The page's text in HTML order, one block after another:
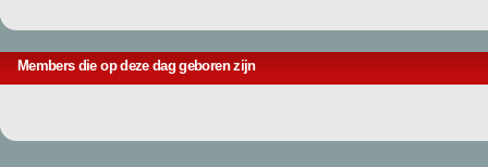
Members die op deze dag geboren zijn